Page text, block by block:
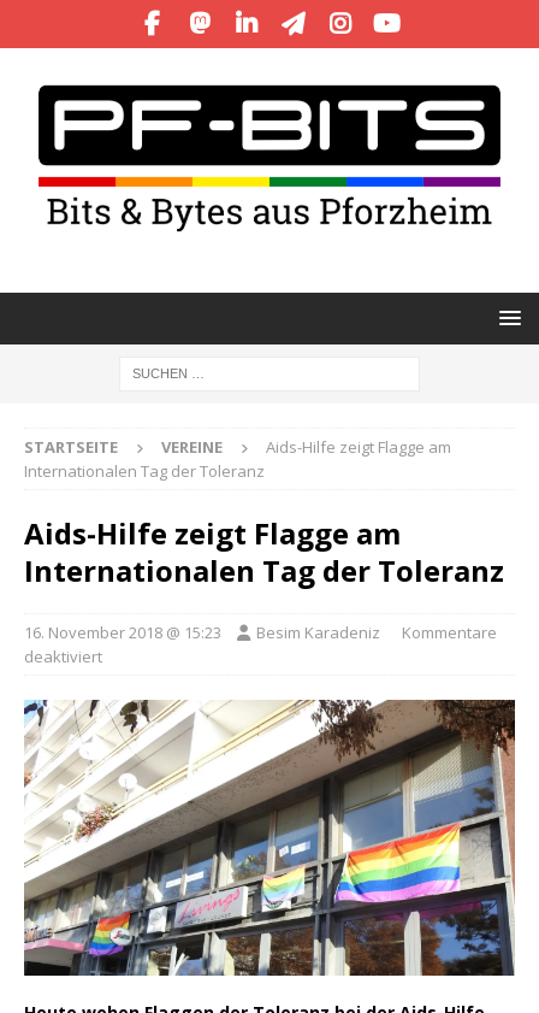
STARTSEITE VEREINE
Aids-Hilfe zeigt Flagge am
Internationalen Tag der Toleranz
Aids-Hilfe zeigt Flagge am
Internationalen Tag der Toleranz
16. November 2018 @ 15:23 Besim Karadeniz
Kommentare
deaktiviert